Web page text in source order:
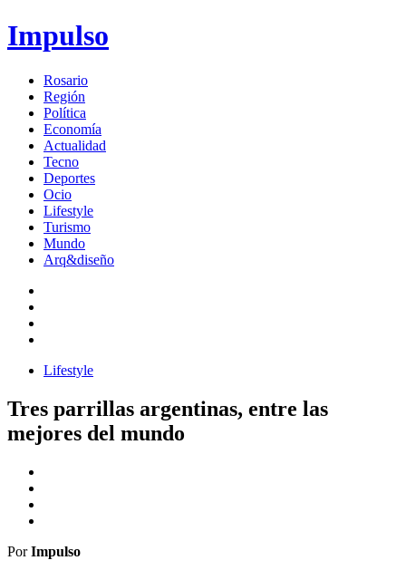
Impulso
Rosario
Región
Política
Economía
Actualidad
Tecno
Deportes
Ocio
Lifestyle
Turismo
Mundo
Arq&diseño
Lifestyle
Tres parrillas argentinas, entre las
mejores del mundo
PorImpulso